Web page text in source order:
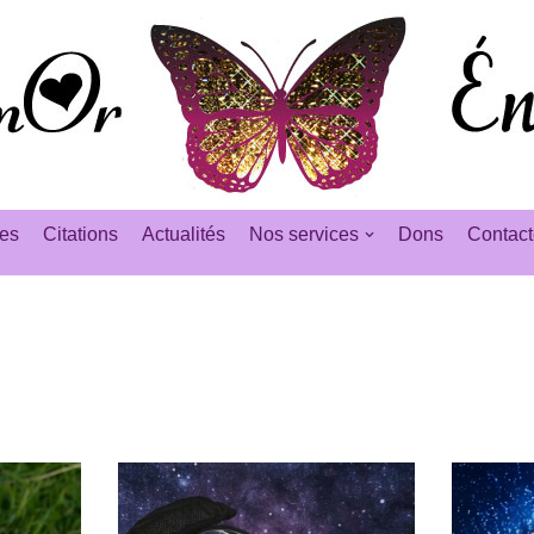
Citations Actualités Nos services Dons